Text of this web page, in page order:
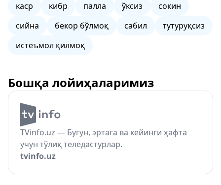
каср кибр палла ўксиз
сокин
сийна
бекор бўлмоқ сабил
тутуруқсиз
истеъмол қилмоқ
Бошқа лойиҳаларимиз
TVinfo.uz — Бугун, эртага ва кейинги ҳафта
учун тўлиқ теледастурлар.
tvinfo.uz